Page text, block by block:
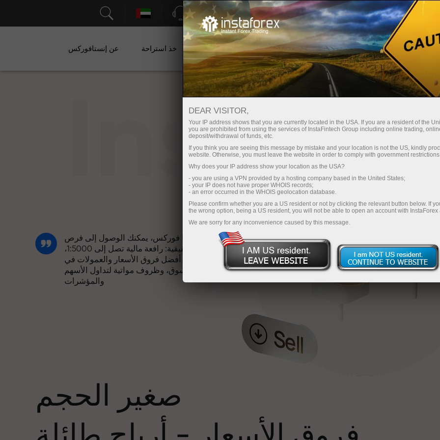
الدعم فتح الحساب الفوري منصة التداول
للمبتدئين للمستثمرين للشركاء الحملات خذ استراحة عن إنستافوركس
مع إنستا فوركس، يمكنك الوصول إلى فرص
تنافسية حقيقية: رافعة مالية تصل إلى 1:5000،
وبعض من أفضل فروق الأسعار والعمولات في
السوق، وظروف مواتية لتداول الأسهم
والمؤشرات
تتشارك سرعة المسار وسرعة التداول نفس
القيم. يُضفي أليش لوبرايس عناصر الحماس
والانضباط على عالم التداول، ويعمل كشريك
صغير الحجم
DEAR VISITOR,
Your IP address shows that you are currently located in the USA. If you are a resident of the
you are prohibited from using the services of InstaFintech Group including online trading,
deposit/withdrawal of funds, etc.
If you think you are seeing this message by mistake and your location is not the US, kindly
website. Otherwise, you must leave the website in order to comply with government
Why does your IP address show your location as the USA?
- you are using a VPN provided by a hosting company based in the United States;
- your IP does not have proper WHOIS records;
- an error occurred in the WHOIS geolocation database.
Please confirm whether you are a US resident or not by clicking the relevant button below. If
the wrong option, being a US resident, you will not be able to open an account with InstaForex
We are sorry for any inconvenience caused by this message.